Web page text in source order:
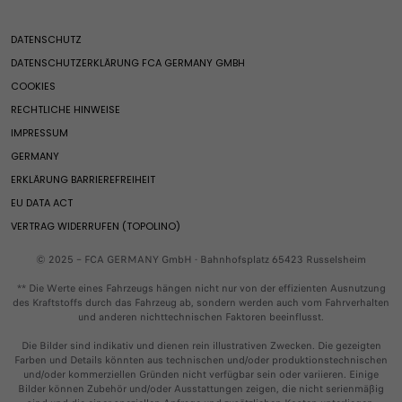
Benzin
Grizzly
Grizzly Fastback
Grande Panda Benziner​
600 Benziner​
600 Street
600 Sport
Qubo L
Preislisten
Konfigurator
Altfahrzeug-Rücknamestelle
Service-Checks
Glas Service
Sonderkulanz für 1.5 BlueHDi-Dieselmotoren
Serviceinformationen 1.5 BlueHDi-Diesel Motoren
SERVICE & KONNEKTIVITÄT
Exklusive Services
VideoCheck
Rettungsdatenblätter
TEILE & ZUBEHÖR
Ersatzteile
Zubehör
Service-Checks
Fiat Professional FlexCare
Fiat Professional Assistance
Service & Konnektivität
Exklusive Services
Connected Services
Rettungsdatenblätter
Teile & Zubehör
Zubehör
Ersatzteile
Zubehör und Umbauten für Fiat Professional Nutzfahrzeuge
Fiat News
Fiat Erbe
Merchandising
Sonderserie RED
Fiat Autonomy
Casa Fiat
Ehemalige Modelle
Fiat Club
Newsletter
Fiat Professional
Ehemalige Modelle
DATENSCHUTZ
DATENSCHUTZERKLÄRUNG FCA GERMANY GMBH​
COOKIES
RECHTLICHE HINWEISE
IMPRESSUM
GERMANY
ERKLÄRUNG BARRIEREFREIHEIT
EU DATA ACT
VERTRAG WIDERRUFEN (TOPOLINO)
© 2025 – FCA GERMANY GmbH - Bahnhofsplatz 65423 Russelsheim
** Die Werte eines Fahrzeugs hängen nicht nur von der effizienten Ausnutzung
des Kraftstoffs durch das Fahrzeug ab, sondern werden auch vom Fahrverhalten
und anderen nichttechnischen Faktoren beeinflusst.​
Die Bilder sind indikativ und dienen rein illustrativen Zwecken. Die gezeigten
Farben und Details könnten aus technischen und/oder produktionstechnischen
und/oder kommerziellen Gründen nicht verfügbar sein oder variieren. Einige
Bilder können Zubehör und/oder Ausstattungen zeigen, die nicht serienmäßig